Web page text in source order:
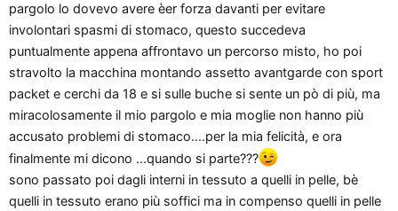
pargolo lo dovevo avere èer forza davanti per evitare
involontari spasmi di stomaco, questo succedeva
puntualmente appena affrontavo un percorso misto, ho poi
stravolto la macchina montando assetto avantgarde con sport
packet e cerchi da 18 e si sulle buche si sente un pò di più, ma
miracolosamente il mio pargolo e mia moglie non hanno più
accusato problemi di stomaco....per la mia felicità, e ora
finalmente mi dicono ...quando si parte???
sono passato poi dagli interni in tessuto a quelli in pelle, bè
quelli in tessuto erano più soffici ma in compenso quelli in pelle